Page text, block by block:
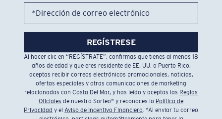
*Dirección de correo electrónico
REGÍSTRESE
Al hacer clic en “REGÍSTRATE”, confirmas que tienes al menos 18
años de edad y que eres residente de EE. UU. o Puerto Rico,
aceptas recibir correos electrónicos promocionales, noticias,
ofertas especiales y otras comunicaciones de marketing
relacionadas con Costa Del Mar, y has leído y aceptas las Reglas
Oficiales de nuestro Sorteo* y reconoces la Política de
Privacidad y el Aviso de Incentivo Financiero. *Al enviar tu correo